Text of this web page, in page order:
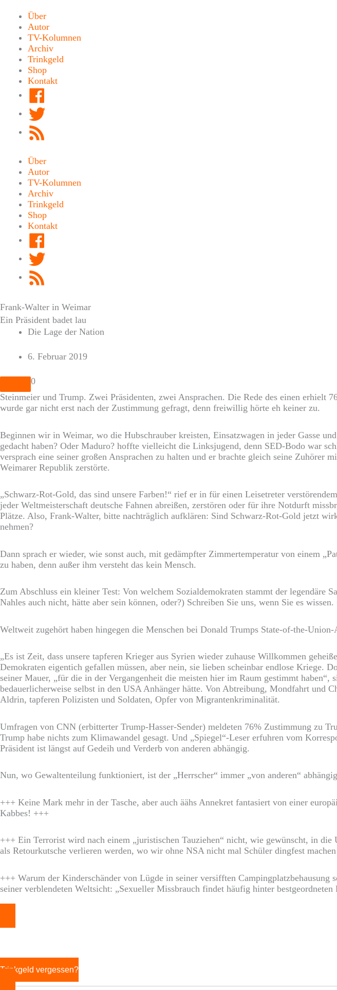
Inhalt
springen
Über
Autor
TV-Kolumnen
Archiv
Trinkgeld
Shop
Kontakt
Über
Autor
TV-Kolumnen
Archiv
Trinkgeld
Shop
Kontakt
Frank-Walter in Weimar
Ein Präsident badet lau
Die Lage der Nation
6. Februar 2019
0
Steinmeier und Trump. Zwei Präsidenten, zwei Ansprachen. Die Rede des einen erhielt
wurde gar nicht erst nach der Zustimmung gefragt, denn freiwillig hörte eh keiner zu.
Beginnen wir in Weimar, wo die Hubschrauber kreisten, Einsatzwagen in jeder Gasse
gedacht haben? Oder Maduro? hoffte vielleicht die Linksjugend, denn SED-Bodo war
versprach eine seiner großen Ansprachen zu halten und er brachte gleich seine
Weimarer Republik zerstörte.
„Schwarz-Rot-Gold, das sind unsere Farben!“ rief er in für einen Leisetreter
jeder Weltmeisterschaft deutsche Fahnen abreißen, zerstören oder für ihre Notdurft
Plätze. Also, Frank-Walter, bitte nachträglich aufklären: Sind Schwarz-Rot-Gold jetzt
nehmen?
Dann sprach er wieder, wie sonst auch, mit gedämpfter Zimmertemperatur von einem
zu haben, denn außer ihm versteht das kein Mensch.
Zum Abschluss ein kleiner Test: Von welchem Sozialdemokraten stammt der legendäre
Nahles auch nicht, hätte aber sein können, oder?) Schreiben Sie uns, wenn Sie es wissen.
Weltweit zugehört haben hingegen die Menschen bei Donald Trumps State-of-the-
„Es ist Zeit, dass unsere tapferen Krieger aus Syrien wieder zuhause Willkommen
Demokraten eigentich gefallen müssen, aber nein, sie lieben scheinbar endlose
seiner Mauer, „für die in der Vergangenheit die meisten hier im Raum gestimmt
bedauerlicherweise selbst in den USA Anhänger hätte. Von Abtreibung, Mondfahrt
Aldrin, tapferen Polizisten und Soldaten, Opfer von Migrantenkriminalität.
Umfragen von CNN (erbitterter Trump-Hasser-Sender) meldeten 76% Zustimmung zu
Trump habe nichts zum Klimawandel gesagt. Und „Spiegel“-Leser erfuhren vom
Präsident ist längst auf Gedeih und Verderb von anderen abhängig.
Nun, wo Gewaltenteilung funktioniert, ist der „Herrscher“ immer „von anderen“
+++ Keine Mark mehr in der Tasche, aber auch äähs Annekret fantasiert von einer
Kabbes! +++
+++ Ein Terrorist wird nach einem „juristischen Tauziehen“ nicht, wie gewünscht, in
als Retourkutsche verlieren werden, wo wir ohne NSA nicht mal Schüler dingfest
+++ Warum der Kinderschänder von Lügde in seiner versifften
seiner verblendeten Weltsicht: „Sexueller Missbrauch findet häufig hinter
Trinkgeld vergessen?